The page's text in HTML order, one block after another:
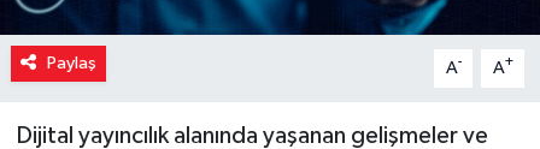
Paylaş A- A+
Dijital yayıncılık alanında yaşanan gelişmeler ve
Yurttan